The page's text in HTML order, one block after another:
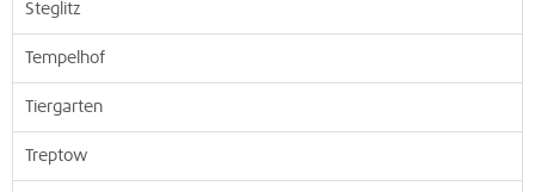
Steglitz
Tempelhof
Tiergarten
Treptow